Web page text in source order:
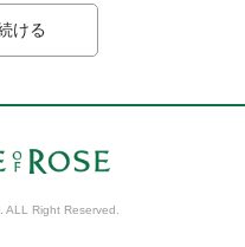
ける
ALL Right Reserved.